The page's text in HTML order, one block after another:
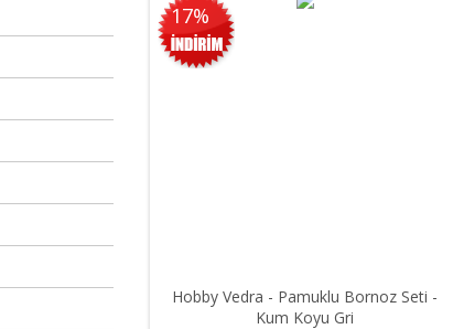
17%
Hobby Vedra - Pamuklu Bornoz Seti -
Kum Koyu Gri